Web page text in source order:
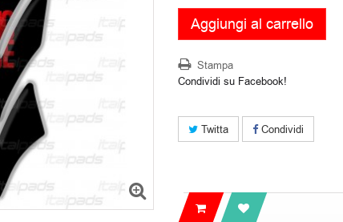
Aggiungi al carrello
Stampa
Condividi su Facebook!
Twitta Condividi